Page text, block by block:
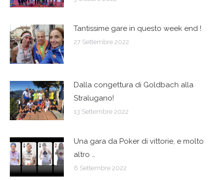
Tantissime gare in questo week end !
27 Settembre 2022
Dalla congettura di Goldbach alla
Stralugano!
13 Settembre 2022
Una gara da Poker di vittorie, e molto
altro …
6 Settembre 2022